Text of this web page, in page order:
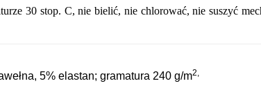
30 stop. C, nie bielić, nie chlorować, nie suszyć
5% elastan; gramatura 240 g/m2,